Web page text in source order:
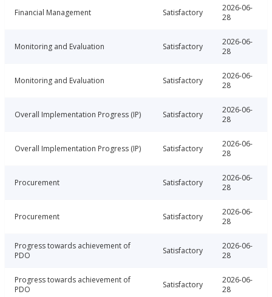
Financial Management Satisfactory
2026-06-
28
Monitoring and Evaluation Satisfactory
2026-06-
28
Monitoring and Evaluation Satisfactory
2026-06-
28
Overall Implementation Progress (IP) Satisfactory
2026-06-
28
Overall Implementation Progress (IP) Satisfactory
2026-06-
28
Procurement Satisfactory
2026-06-
28
Procurement Satisfactory
2026-06-
28
Progress towards achievement of
PDO
Satisfactory
2026-06-
28
Progress towards achievement of
PDO
Satisfactory
2026-06-
28